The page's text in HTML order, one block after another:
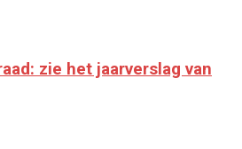
zie het jaarverslag van